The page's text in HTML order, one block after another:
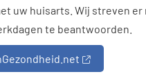
uw huisarts. Wij streven er
te beantwoorden.